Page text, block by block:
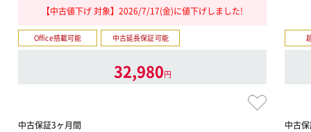
【中古値下げ 対象】2026/7/17(金)に値下げしました!
Office搭載可能 中古延長保証可能
32,980円
中古保証3ヶ月間
中古